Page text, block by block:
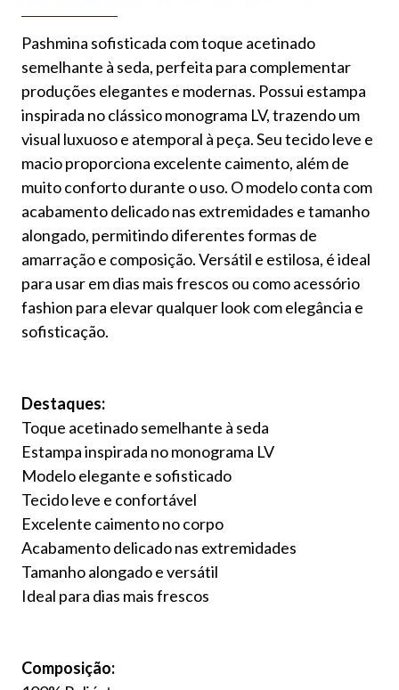
Pashmina sofisticada com toque acetinado
semelhante à seda, perfeita para complementar
produções elegantes e modernas. Possui estampa
inspirada no clássico monograma LV, trazendo um
visual luxuoso e atemporal à peça. Seu tecido leve e
macio proporciona excelente caimento, além de
muito conforto durante o uso. O modelo conta com
acabamento delicado nas extremidades e tamanho
alongado, permitindo diferentes formas de
amarração e composição. Versátil e estilosa, é ideal
para usar em dias mais frescos ou como acessório
fashion para elevar qualquer look com elegância e
sofisticação.
Destaques:
Toque acetinado semelhante à seda
Estampa inspirada no monograma LV
Modelo elegante e sofisticado
Tecido leve e confortável
Excelente caimento no corpo
Acabamento delicado nas extremidades
Tamanho alongado e versátil
Ideal para dias mais frescos
Composição: